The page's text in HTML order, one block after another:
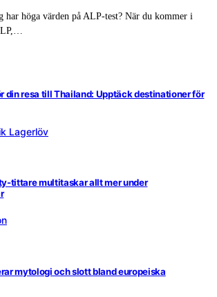
har höga värden på ALP-test? När du kommer i
din resa till Thailand: Upptäck destinationer för
Lagerlöv
tittare multitaskar allt mer under
mytologi och slott bland europeiska